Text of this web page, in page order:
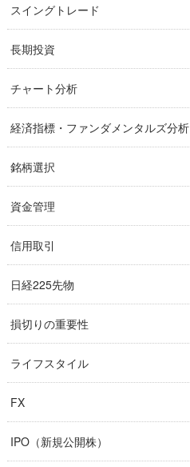
スイングトレード
長期投資
チャート分析
経済指標・ファンダメンタルズ分析
銘柄選択
資金管理
信用取引
日経225先物
損切りの重要性
ライフスタイル
FX
IPO（新規公開株）